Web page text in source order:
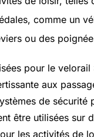
comme un
ou des
pour le
aux
de sécurité
être utilisées sur
les activités de